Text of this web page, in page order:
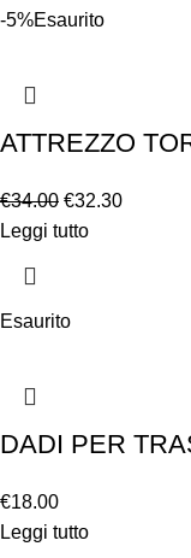
-5%Esaurito
ATTREZZO
€34.00 €32.30
Leggi tutto
Esaurito
DADI PER
€18.00
Leggi tutto